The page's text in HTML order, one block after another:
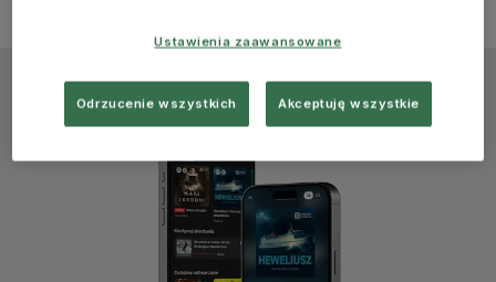
Ustawienia zaawansowane
Odrzucenie wszystkich Akceptuję wszystkie